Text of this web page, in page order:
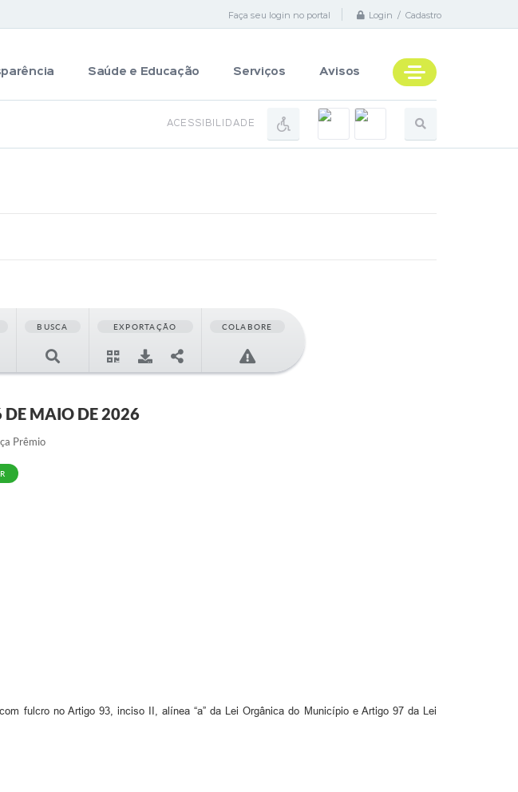
Faça seu login no portal Login / Cadastro
Saúde e Educação Serviços Avisos
ACESSIBILIDADE
BUSCA EXPORTAÇÃO COLABORE
DE MAIO DE 2026
Prêmio
fulcro no Artigo 93, inciso II, alínea “a” da Lei Orgânica do Município e Artigo 97 da Lei